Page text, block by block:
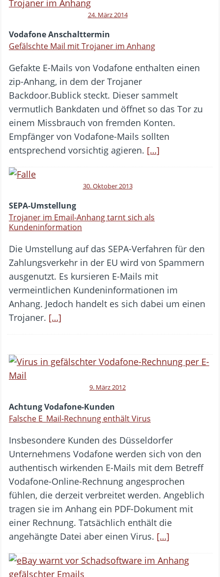
24. März 2014
Vodafone Anschalttermin
Gefälschte Mail mit Trojaner im Anhang
Gefakte E-Mails von Vodafone enthalten einen
zip-Anhang, in dem der Trojaner
Backdoor.Bublick steckt. Dieser sammelt
vermutlich Bankdaten und öffnet so das Tor zu
einem Missbrauch von fremden Konten.
Empfänger von Vodafone-Mails sollten
entsprechend vorsichtig agieren. […]
30. Oktober 2013
SEPA-Umstellung
Trojaner im Email-Anhang tarnt sich als
Kundeninformation
Die Umstellung auf das SEPA-Verfahren für den
Zahlungsverkehr in der EU wird von Spammern
ausgenutzt. Es kursieren E-Mails mit
vermeintlichen Kundeninformationen im
Anhang. Jedoch handelt es sich dabei um einen
Trojaner. […]
9. März 2012
Achtung Vodafone-Kunden
Falsche E_Mail-Rechnung enthält Virus
Insbesondere Kunden des Düsseldorfer
Unternehmens Vodafone werden sich von den
authentisch wirkenden E-Mails mit dem Betreff
Vodafone-Online-Rechnung angesprochen
fühlen, die derzeit verbreitet werden. Angeblich
tragen sie im Anhang ein PDF-Dokument mit
einer Rechnung. Tatsächlich enthält die
angehängte Datei aber einen Virus. […]